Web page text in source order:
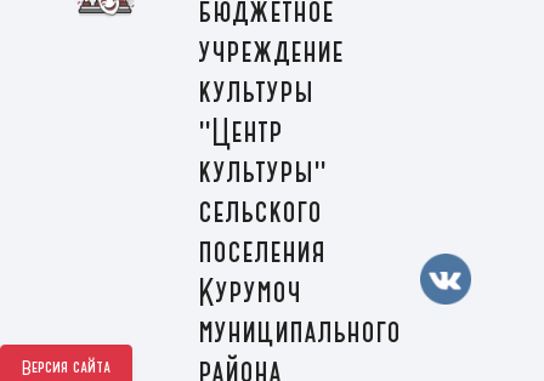
Версия сайта
бюджетное
учреждение
культуры
"Центр
культуры"
сельского
поселения
Курумоч
муниципального